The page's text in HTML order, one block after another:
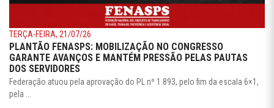
TERÇA-FEIRA, 21/07/26
PLANTÃO FENASPS: MOBILIZAÇÃO NO CONGRESSO
GARANTE AVANÇOS E MANTÉM PRESSÃO PELAS PAUTAS
DOS SERVIDORES
Federação atuou pela aprovação do PL nº 1.893, pelo fim da escala 6×1,
pela ...